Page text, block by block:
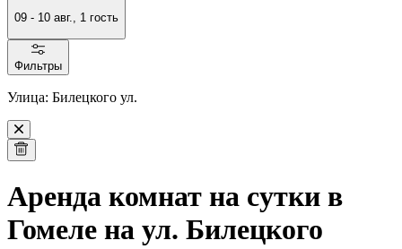
09 - 10 авг., 1 гость
Фильтры
Улица: Билецкого ул.
Аренда комнат на сутки в
Гомеле на ул. Билецкого